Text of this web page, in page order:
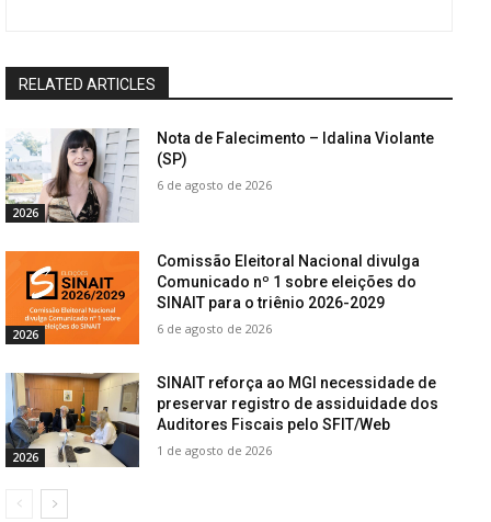
RELATED ARTICLES
2026
Nota de Falecimento – Idalina Violante
(SP)
6 de agosto de 2026
2026
Comissão Eleitoral Nacional divulga
Comunicado nº 1 sobre eleições do
SINAIT para o triênio 2026-2029
6 de agosto de 2026
2026
SINAIT reforça ao MGI necessidade de
preservar registro de assiduidade dos
Auditores Fiscais pelo SFIT/Web
1 de agosto de 2026